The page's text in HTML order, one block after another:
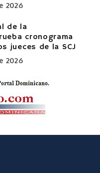
2026
de la
cronograma
jueces de la SCJ
2026